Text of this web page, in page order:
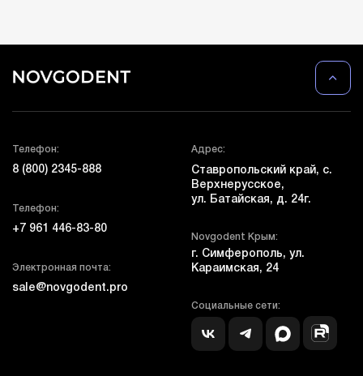
Телефон:
8 (800) 2345-888
Телефон:
+7 961 446-83-80
Электронная почта:
sale@novgodent.pro
Адрес:
Ставропольский край, с.
Верхнерусское,
ул. Батайская, д. 24г.
Novgodent Крым:
г. Симферополь, ул.
Караимская, 24
Социальные сети: